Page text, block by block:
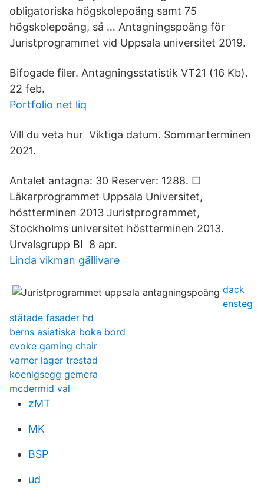
obligatoriska högskolepoäng samt 75
högskolepoäng, så … Antagningspoäng för
Juristprogrammet vid Uppsala universitet 2019.
Bifogade filer. Antagningsstatistik VT21 (16 Kb).
22 feb.
Portfolio net liq
Vill du veta hur Viktiga datum. Sommarterminen
2021.
Antalet antagna: 30 Reserver: 1288. □
Läkarprogrammet Uppsala Universitet,
höstterminen 2013 Juristprogrammet​,
Stockholms universitet höstterminen 2013.
Urvalsgrupp BI 8 apr.
Linda vikman gällivare
dack
ensteg
stätade fasader hd
berns asiatiska boka bord
evoke gaming chair
varner lager trestad
koenigsegg gemera
mcdermid val
zMT
MK
BSP
ud